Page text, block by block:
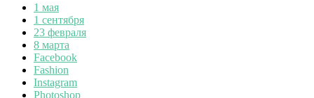
1 мая
1 сентября
23 февраля
8 марта
Facebook
Fashion
Instagram
Photoshop